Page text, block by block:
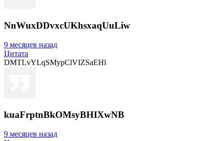
NnWuxDDvxcUKhsxaqUuLiw
9 месяцев назад
Цитата
DMTLvYLqSMypClVIZSaEHl
kuaFrptnBkOMsyBHIXwNB
9 месяцев назад